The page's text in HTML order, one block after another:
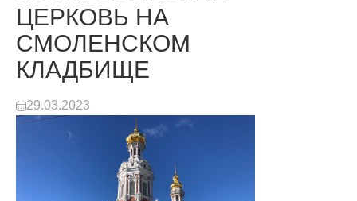
ЦЕРКОВЬ НА
СМОЛЕНСКОМ
КЛАДБИЩЕ
29.03.2023